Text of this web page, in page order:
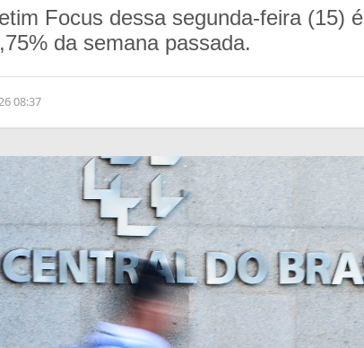
Focus dessa segunda-feira (15)
da semana passada.
08:37